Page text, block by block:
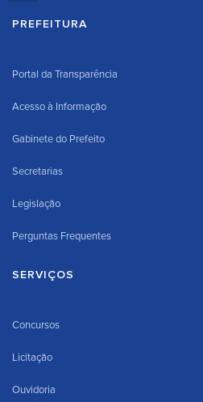
PREFEITURA
Portal da Transparência
Acesso à Informação
Gabinete do Prefeito
Secretarias
Legislação
Perguntas Frequentes
SERVIÇOS
Concursos
Licitação
Ouvidoria